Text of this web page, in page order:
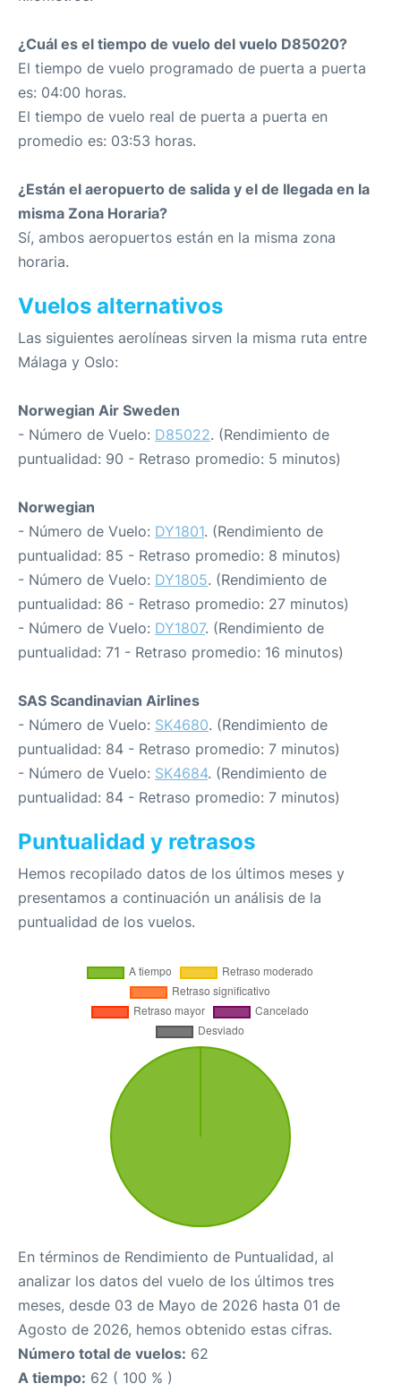
¿Cuál es el tiempo de vuelo del vuelo D85020?
El tiempo de vuelo programado de puerta a puerta
es: 04:00 horas.
El tiempo de vuelo real de puerta a puerta en
promedio es: 03:53 horas.
¿Están el aeropuerto de salida y el de llegada en la
misma Zona Horaria?
Sí, ambos aeropuertos están en la misma zona
horaria.
Vuelos alternativos
Las siguientes aerolíneas sirven la misma ruta entre
Málaga y Oslo:
Norwegian Air Sweden
- Número de Vuelo: D85022. (Rendimiento de
puntualidad: 90 - Retraso promedio: 5 minutos)
Norwegian
- Número de Vuelo: DY1801. (Rendimiento de
puntualidad: 85 - Retraso promedio: 8 minutos)
- Número de Vuelo: DY1805. (Rendimiento de
puntualidad: 86 - Retraso promedio: 27 minutos)
- Número de Vuelo: DY1807. (Rendimiento de
puntualidad: 71 - Retraso promedio: 16 minutos)
SAS Scandinavian Airlines
- Número de Vuelo: SK4680. (Rendimiento de
puntualidad: 84 - Retraso promedio: 7 minutos)
- Número de Vuelo: SK4684. (Rendimiento de
puntualidad: 84 - Retraso promedio: 7 minutos)
Puntualidad y retrasos
Hemos recopilado datos de los últimos meses y
presentamos a continuación un análisis de la
puntualidad de los vuelos.
En términos de Rendimiento de Puntualidad, al
analizar los datos del vuelo de los últimos tres
meses, desde 03 de Mayo de 2026 hasta 01 de
Agosto de 2026, hemos obtenido estas cifras.
Número total de vuelos: 62
A tiempo: 62 ( 100 % )